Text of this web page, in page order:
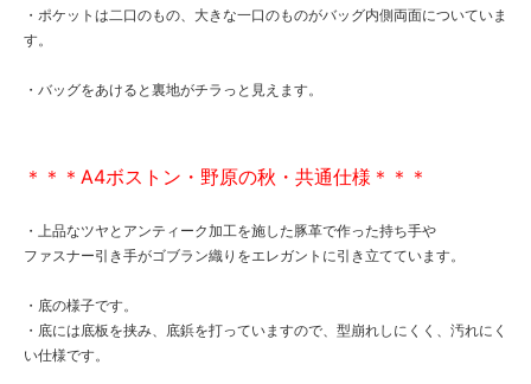
・ポケットは二口のもの、大きな一口のものがバッグ内側両面についていま
す。
・バッグをあけると裏地がチラっと見えます。
＊＊＊A4ボストン・野原の秋・共通仕様＊＊＊
・上品なツヤとアンティーク加工を施した豚革で作った持ち手や
ファスナー引き手がゴブラン織りをエレガントに引き立てています。
・底の様子です。
・底には底板を挟み、底鋲を打っていますので、型崩れしにくく、汚れにく
い仕様です。